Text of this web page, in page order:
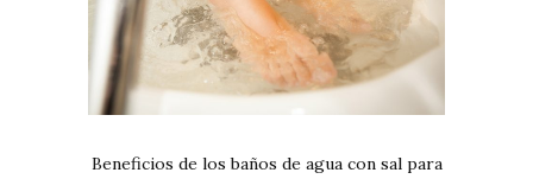
Beneficios de los baños de agua con sal para